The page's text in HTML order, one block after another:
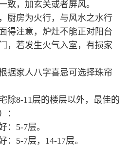
致，加玄关或者屏风。
厨房为火行，与风水之水行
得注意，炉灶不能正对阳台
，若发生火气入室，有损家
据家人八字喜忌可选择珠帘
除8-11层的楼层以外，最佳的
：
：5-7层。
：5-7层，14-17层。